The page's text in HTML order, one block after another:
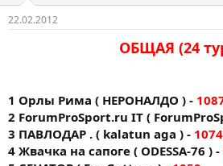
22.02.2012
ОБЩАЯ (24
1 Орлы Рима ( НЕРОНАЛДО ) -
2 ForumProSport.ru IT (
3 ПАВЛОДАР . ( kalatun aga ) - 1074
4 Жвачка на сапоге ( ODESSA-76 ) -